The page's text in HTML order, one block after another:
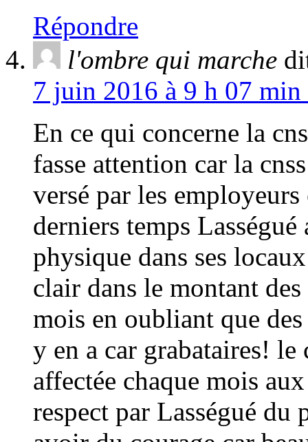
Répondre
l'ombre qui marche
7 juin 2016 à 9 h 07
En ce qui concerne la
fasse attention car la
versé par les
derniers temps
physique dans ses
clair dans le montant
mois en oubliant que
y en a car grabataires! le
affectée chaque mois
respect par Lasségué du